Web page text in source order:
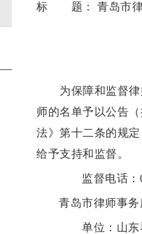
标 题： 青岛市律
为保障和监督律师
师的名单予以公告
法》第十二条的规
给予支持和监督。
监督电话：
青岛市律师事
单位：山东